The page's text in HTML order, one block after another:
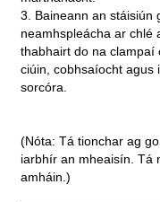
3. Baineann an stáisiún
neamhspleácha ar chlé
thabhairt do na clampaí
ciúin, cobhsaíocht agus
sorcóra.
(Nóta: Tá tionchar ag
iarbhír an mheaisín. Tá
amháin.)